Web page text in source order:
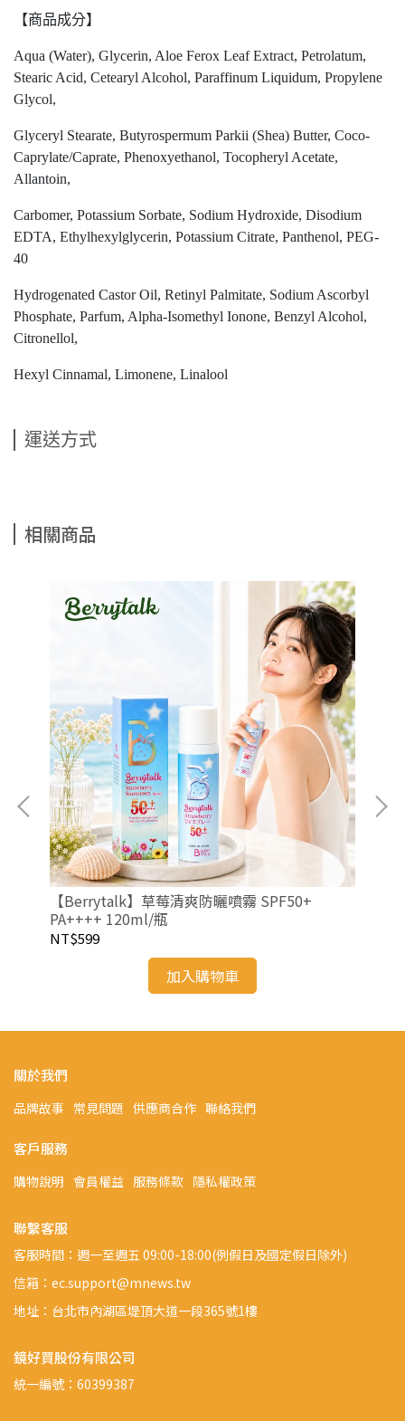
【商品成分】
Aqua (Water), Glycerin, Aloe Ferox Leaf Extract, Petrolatum,
Stearic Acid, Cetearyl Alcohol, Paraffinum Liquidum, Propylene
Glycol,
Glyceryl Stearate, Butyrospermum Parkii (Shea) Butter, Coco-
Caprylate/Caprate, Phenoxyethanol, Tocopheryl Acetate,
Allantoin,
Carbomer, Potassium Sorbate, Sodium Hydroxide, Disodium
EDTA, Ethylhexylglycerin, Potassium Citrate, Panthenol, PEG-
40
Hydrogenated Castor Oil, Retinyl Palmitate, Sodium Ascorbyl
Phosphate, Parfum, Alpha-Isomethyl Ionone, Benzyl Alcohol,
Citronellol,
Hexyl Cinnamal, Limonene, Linalool
運送方式
相關商品
【Berrytalk】草莓清爽防曬噴霧 SPF50+
PA++++ 120ml/瓶
NT$599
加入購物車
關於我們
品牌故事 常見問題 供應商合作 聯絡我們
客戶服務
購物說明 會員權益 服務條款 隱私權政策
聯繫客服
客服時間：週一至週五 09:00-18:00(例假日及國定假日除外)
信箱：ec.support@mnews.tw
地址：台北市內湖區堤頂大道一段365號1樓
鏡好買股份有限公司
統一編號：60399387